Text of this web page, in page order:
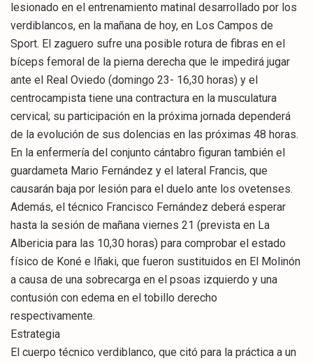
lesionado en el entrenamiento matinal desarrollado por los
verdiblancos, en la mañana de hoy, en Los Campos de
Sport. El zaguero sufre una posible rotura de fibras en el
bíceps femoral de la pierna derecha que le impedirá jugar
ante el Real Oviedo (domingo 23- 16,30 horas) y el
centrocampista tiene una contractura en la musculatura
cervical; su participación en la próxima jornada dependerá
de la evolución de sus dolencias en las próximas 48 horas.
En la enfermería del conjunto cántabro figuran también el
guardameta Mario Fernández y el lateral Francis, que
causarán baja por lesión para el duelo ante los ovetenses.
Además, el técnico Francisco Fernández deberá esperar
hasta la sesión de mañana viernes 21 (prevista en La
Albericia para las 10,30 horas) para comprobar el estado
físico de Koné e Iñaki, que fueron sustituidos en El Molinón
a causa de una sobrecarga en el psoas izquierdo y una
contusión con edema en el tobillo derecho
respectivamente.
Estrategia
El cuerpo técnico verdiblanco, que citó para la práctica a un